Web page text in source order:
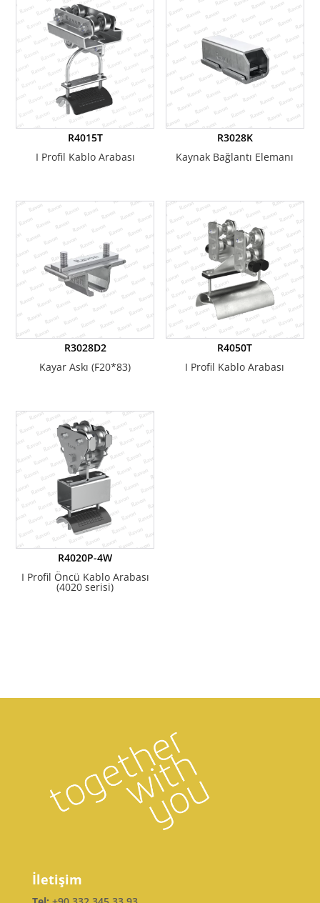
R4015T
I Profil Kablo Arabası
R3028K
Kaynak Bağlantı Elemanı
R3028D2
Kayar Askı (F20*83)
R4050T
I Profil Kablo Arabası
R4020P-4W
I Profil Öncü Kablo Arabası
(4020 serisi)
İletişim